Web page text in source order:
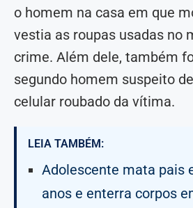
o homem na casa em que
vestia as roupas usadas no
crime. Além dele, também
segundo homem suspeito
celular roubado da vítima.
LEIA TAMBÉM:
Adolescente mata pais
anos e enterra corpos